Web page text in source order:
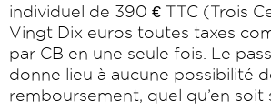
individuel de 390 € TTC (Trois
Vingt Dix euros toutes taxes
par CB en une seule fois. Le
donne lieu à aucune possibilité
remboursement, quel qu’en soit